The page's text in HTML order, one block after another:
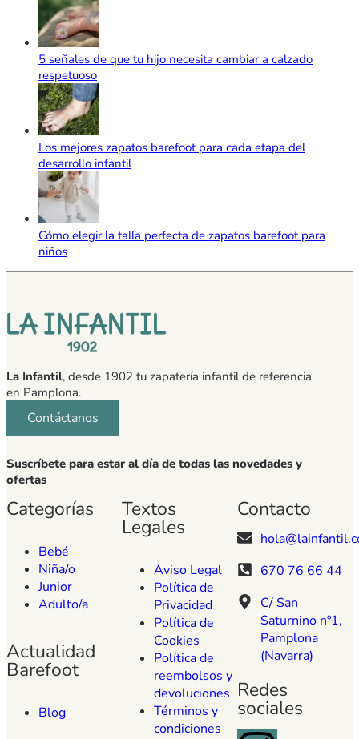
5 señales de que tu hijo necesita cambiar a calzado
respetuoso
Los mejores zapatos barefoot para cada etapa del
desarrollo infantil
Cómo elegir la talla perfecta de zapatos barefoot para
niños
La Infantil, desde 1902 tu zapatería infantil de referencia
en Pamplona.
Contáctanos
Suscríbete para estar al día de todas las novedades y
ofertas
Categorías
Bebé
Niña/o
Junior
Adulto/a
Actualidad
Barefoot
Blog
Textos
Legales
Aviso Legal
Política de
Privacidad
Política de
Cookies
Política de
reembolsos y
devoluciones
Términos y
condiciones
Contacto
670 76 66 44
C/ San
Saturnino nº1,
Pamplona
(Navarra)
Redes
sociales